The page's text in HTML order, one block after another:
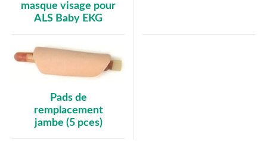
masque visage pour
ALS Baby EKG
Pads de
remplacement
jambe (5 pces)